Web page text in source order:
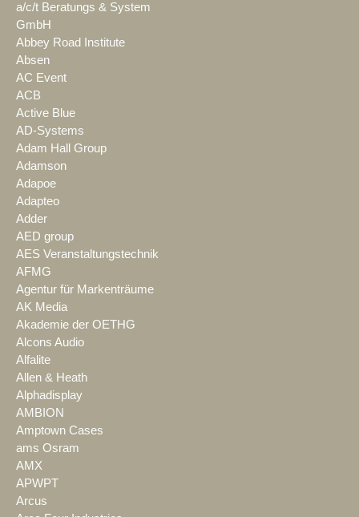
a/c/t Beratungs & System
GmbH
Abbey Road Institute
Absen
AC Event
ACB
Active Blue
AD-Systems
Adam Hall Group
Adamson
Adapoe
Adapteo
Adder
AED group
AES Veranstaltungstechnik
AFMG
Agentur für Markenträume
AK Media
Akademie der OETHG
Alcons Audio
Alfalite
Allen & Heath
Alphadisplay
AMBION
Amptown Cases
ams Osram
AMX
APWPT
Arcus